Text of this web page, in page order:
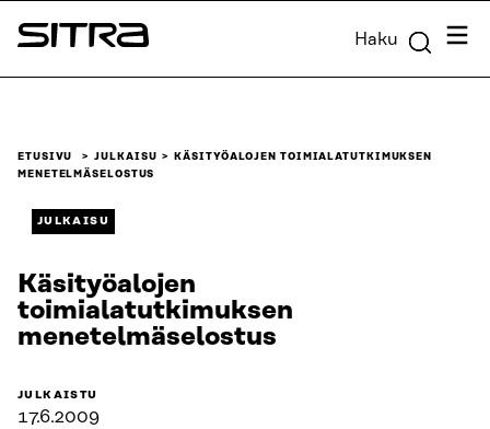
Siirry
suoraan
Sitra Haku
ETUSIVU JULKAISU
KÄSITYÖALOJEN TOIMIALATUTKIMUKSEN
MENETELMÄSELOSTUS
JULKAISU
Käsityöalojen
toimialatutkimuksen
menetelmäselostus
JULKAISTU
17.6.2009